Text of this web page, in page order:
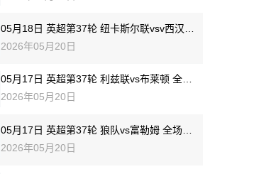
2026年05月20日
05月17日 英超第37轮 利兹联vs布莱顿 全场录像回放
2026年05月20日
2026年05月20日